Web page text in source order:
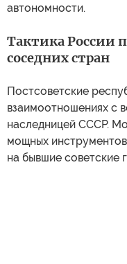
автономности.
Тактика России
соседних стран
Постсоветские
взаимоотношениях с
наследницей СССР.
мощных
на бывшие советские